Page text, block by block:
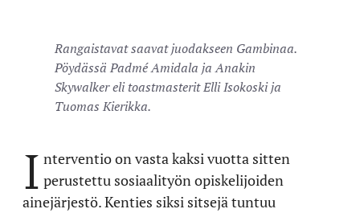
Rangaistavat saavat juodakseen Gambinaa.
Pöydässä Padmé Amidala ja Anakin
Skywalker eli toastmasterit Elli Isokoski ja
Tuomas Kierikka.
I nterventio on vasta kaksi vuotta sitten
perustettu sosiaalityön opiskelijoiden
ainejärjestö. Kenties siksi sitsejä tuntuu